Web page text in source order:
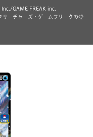
GAME FREAK inc.
ーチャーズ・ゲームフリークの登